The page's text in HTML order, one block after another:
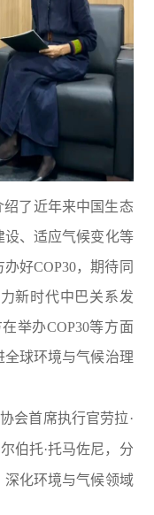
绍了近年来中国生态
设、适应气候变化等
好COP30，期待同
新时代中巴关系发
举办COP30等方面
全球环境与气候治理
会首席执行官劳拉·
伯托·托马佐尼，分
深化环境与气候领域